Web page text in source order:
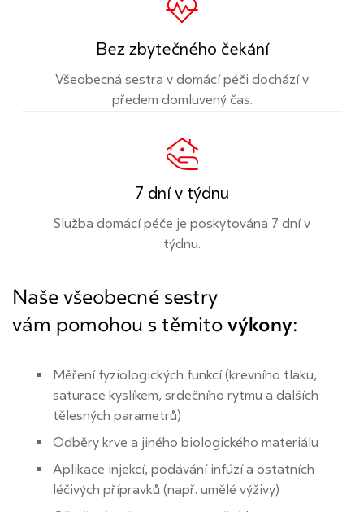
Bez zbytečného čekání
Všeobecná sestra v domácí péči dochází v
předem domluvený čas.
7 dní v týdnu
Služba domácí péče je poskytována 7 dní v
týdnu.
Naše všeobecné sestry
vám pomohou s těmito výkony:
Měření fyziologických funkcí (krevního tlaku,
saturace kyslíkem, srdečního rytmu a dalších
tělesných parametrů)
Odběry krve a jiného biologického materiálu
Aplikace injekcí, podávání infúzí a ostatních
léčivých přípravků (např. umělé výživy)